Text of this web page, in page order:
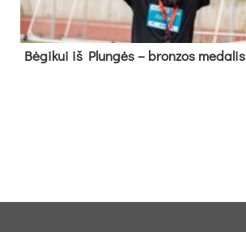
Bė­gi­kui iš Plun­gės – bron­zos me­da­lis